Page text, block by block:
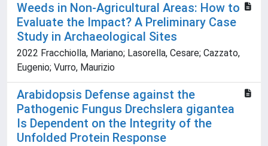
Weeds in Non-Agricultural Areas: How to
Evaluate the Impact? A Preliminary Case
Study in Archaeological Sites
2022 Fracchiolla, Mariano; Lasorella, Cesare; Cazzato,
Eugenio; Vurro, Maurizio
Arabidopsis Defense against the
Pathogenic Fungus Drechslera gigantea
Is Dependent on the Integrity of the
Unfolded Protein Response